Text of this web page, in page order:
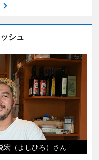
シュ
宏（よしひろ）さん